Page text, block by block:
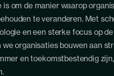
is om de manier waarop
te veranderen. Met
en een sterke focus op
we organisaties bouwen aan
en toekomstbestendig